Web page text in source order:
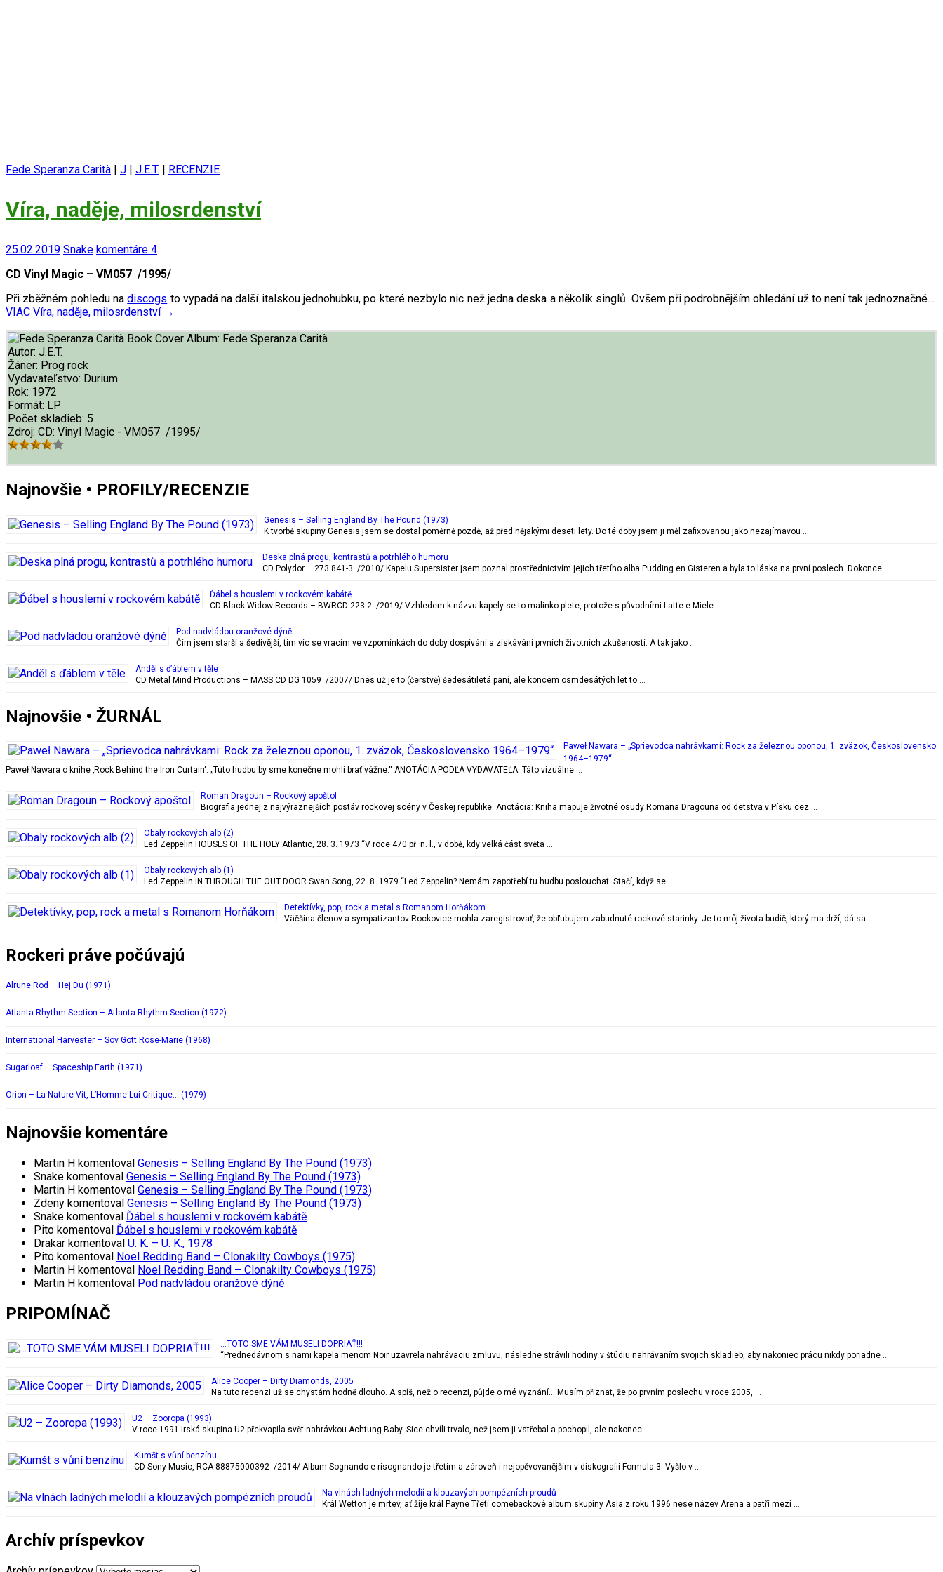
Fede Speranza Carità | J | J.E.T. | RECENZIE
Víra, naděje, milosrdenství
25.02.2019 Snake komentáre 4
CD Vinyl Magic – VM057 /1995/
Při zběžném pohledu nadiscogs to vypadá na další italskou jednohubku, po které nezbylo nic než jedna deska a několik singlů. Ovšem při podrobnějším ohledání už to není tak jednoznačné…
VIAC Víra, naděje, milosrdenství →
Album: Fede Speranza Carità
Autor: J.E.T.
Žáner: Prog rock
Vydavateľstvo: Durium
Rok: 1972
Formát: LP
Počet skladieb: 5
Zdroj: CD: Vinyl Magic - VM057 /1995/
Najnovšie • PROFILY/RECENZIE
Genesis – Selling England By The Pound (1973)
K tvorbě skupiny Genesis jsem se dostal poměrně pozdě, až před nějakými deseti lety. Do té doby jsem ji měl zafixovanou jako nezajímavou …
Deska plná progu, kontrastů a potrhlého humoru
CD Polydor – 273 841-3 /2010/ Kapelu Supersister jsem poznal prostřednictvím jejich třetího alba Pudding en Gisteren a byla to láska na první poslech. Dokonce …
Ďábel s houslemi v rockovém kabátě
CD Black Widow Records – BWRCD 223-2 /2019/ Vzhledem k názvu kapely se to malinko plete, protože s původními Latte e Miele …
Pod nadvládou oranžové dýně
Čím jsem starší a šedivější, tím víc se vracím ve vzpomínkách do doby dospívání a získávání prvních životních zkušeností. A tak jako …
Anděl s ďáblem v těle
CD Metal Mind Productions – MASS CD DG 1059 /2007/ Dnes už je to (čerstvě) šedesátiletá paní, ale koncem osmdesátých let to …
Najnovšie • ŽURNÁL
Paweł Nawara – „Sprievodca nahrávkami: Rock za železnou oponou, 1. zväzok, Československo
1964–1979“
Paweł Nawara o knihe ‚Rock Behind the Iron Curtain‘: „Túto hudbu by sme konečne mohli brať vážne.“ ANOTÁCIA PODĽA VYDAVATEĽA: Táto vizuálne …
Roman Dragoun – Rockový apoštol
Biografia jednej z najvýraznejších postáv rockovej scény v Českej republike. Anotácia: Kniha mapuje životné osudy Romana Dragouna od detstva v Písku cez …
Obaly rockových alb (2)
Led Zeppelin HOUSES OF THE HOLY Atlantic, 28. 3. 1973 “V roce 470 př. n. l., v době, kdy velká část světa …
Obaly rockových alb (1)
Led Zeppelin IN THROUGH THE OUT DOOR Swan Song, 22. 8. 1979 “Led Zeppelin? Nemám zapotřebí tu hudbu poslouchat. Stačí, když se …
Detektívky, pop, rock a metal s Romanom Horňákom
Väčšina členov a sympatizantov Rockovice mohla zaregistrovať, že obľubujem zabudnuté rockové starinky. Je to môj života budič, ktorý ma drží, dá sa …
Rockeri práve počúvajú
Alrune Rod – Hej Du (1971)
Atlanta Rhythm Section – Atlanta Rhythm Section (1972)
International Harvester – Sov Gott Rose-Marie (1968)
Sugarloaf – Spaceship Earth (1971)
Orion – La Nature Vit, L’Homme Lui Critique… (1979)
Najnovšie komentáre
Martin H komentoval Genesis – Selling England By The Pound (1973)
Snake komentoval Genesis – Selling England By The Pound (1973)
Martin H komentoval Genesis – Selling England By The Pound (1973)
Zdeny komentoval Genesis – Selling England By The Pound (1973)
Snake komentoval Ďábel s houslemi v rockovém kabátě
Pito komentoval Ďábel s houslemi v rockovém kabátě
Drakar komentoval U. K. – U. K., 1978
Pito komentoval Noel Redding Band – Clonakilty Cowboys (1975)
Martin H komentoval Noel Redding Band – Clonakilty Cowboys (1975)
Martin H komentoval Pod nadvládou oranžové dýně
PRIPOMÍNAČ
…TOTO SME VÁM MUSELI DOPRIAŤ!!!
“Prednedávnom s nami kapela menom Noir uzavrela nahrávaciu zmluvu, následne strávili hodiny v štúdiu nahrávaním svojich skladieb, aby nakoniec prácu nikdy poriadne …
Alice Cooper – Dirty Diamonds, 2005
Na tuto recenzi už se chystám hodně dlouho. A spíš, než o recenzi, půjde o mé vyznání… Musím přiznat, že po prvním poslechu v roce 2005, …
U2 – Zooropa (1993)
V roce 1991 irská skupina U2 překvapila svět nahrávkou Achtung Baby. Sice chvíli trvalo, než jsem ji vstřebal a pochopil, ale nakonec …
Kumšt s vůní benzínu
CD Sony Music, RCA 88875000392 /2014/ Album Sognando e risognando je třetím a zároveň i nejopěvovanějším v diskografii Formula 3. Vyšlo v …
Na vlnách ladných melodií a klouzavých pompézních proudů
Král Wetton je mrtev, ať žije král Payne Třetí comebackové album skupiny Asia z roku 1996 nese název Arena a patří mezi …
Archív príspevkov